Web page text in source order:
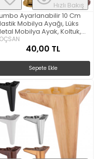
Hızlı Bakış
Ayarlanabilir 10 Cm
Mobilya Ayağı, Lüks
Mobilya Ayak, Koltuk,
Şifonyer Ayak
40,00 TL
Sepete Ekle